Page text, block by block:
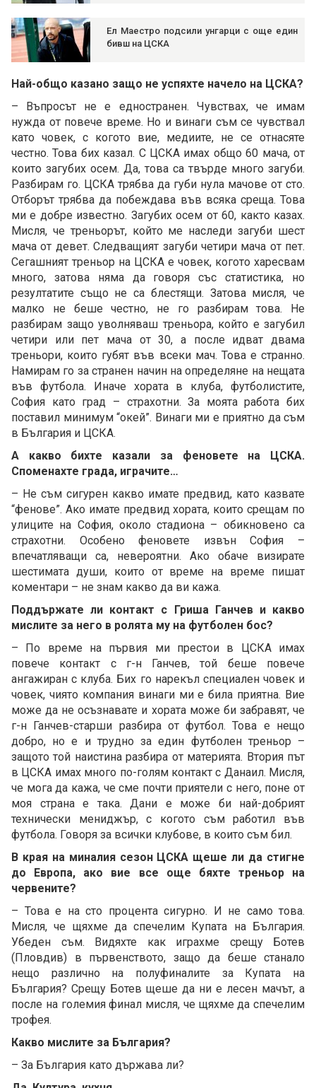
Ел Маестро подсили унгарци с още един
бивш на ЦСКА
Най-общо казано защо не успяхте начело на ЦСКА?
– Въпросът не е едностранен. Чувствах, че имам
нужда от повече време. Но и винаги съм се чувствал
като човек, с когото вие, медиите, не се отнасяте
честно. Това бих казал. С ЦСКА имах общо 60 мача, от
които загубих осем. Да, това са твърде много загуби.
Разбирам го. ЦСКА трябва да губи нула мачове от сто.
Отборът трябва да побеждава във всяка среща. Това
ми е добре известно. Загубих осем от 60, както казах.
Мисля, че треньорът, който ме наследи загуби шест
мача от девет. Следващият загуби четири мача от пет.
Сегашният треньор на ЦСКА е човек, когото харесвам
много, затова няма да говоря със статистика, но
резултатите също не са блестящи. Затова мисля, че
малко не беше честно, не го разбирам това. Не
разбирам защо уволняваш треньора, който е загубил
четири или пет мача от 30, а после идват двама
треньори, които губят във всеки мач. Това е странно.
Намирам го за странен начин на определяне на нещата
във футбола. Иначе хората в клуба, футболистите,
София като град – страхотни. За моята работа бих
поставил минимум “окей”. Винаги ми е приятно да съм
в България и ЦСКА.
А какво бихте казали за феновете на ЦСКА.
Споменахте града, играчите…
– Не съм сигурен какво имате предвид, като казвате
“фенове”. Ако имате предвид хората, които срещам по
улиците на София, около стадиона – обикновено са
страхотни. Особено феновете извън София –
впечатляващи са, невероятни. Ако обаче визирате
шестимата души, които от време на време пишат
коментари – не знам какво да ви кажа.
Поддържате ли контакт с Гриша Ганчев и какво
мислите за него в ролята му на футболен бос?
– По време на първия ми престои в ЦСКА имах
повече контакт с г-н Ганчев, той беше повече
ангажиран с клуба. Бих го нарекъл специален човек и
човек, чиято компания винаги ми е била приятна. Вие
може да не осъзнавате и хората може би забравят, че
г-н Ганчев-старши разбира от футбол. Това е нещо
добро, но е и трудно за един футболен треньор –
защото той наистина разбира от материята. Втория път
в ЦСКА имах много по-голям контакт с Данаил. Мисля,
че мога да кажа, че сме почти приятели с него, поне от
моя страна е така. Дани е може би най-добрият
технически мениджър, с когото съм работил във
футбола. Говоря за всички клубове, в които съм бил.
В края на миналия сезон ЦСКА щеше ли да стигне
до Европа, ако вие все още бяхте треньор на
червените?
– Това е на сто процента сигурно. И не само това.
Мисля, че щяхме да спечелим Купата на България.
Убеден съм. Видяхте как играхме срещу Ботев
(Пловдив) в първенството, защо да беше станало
нещо различно на полуфиналите за Купата на
България? Срещу Ботев щеше да ни е лесен мачът, а
после на големия финал мисля, че щяхме да спечелим
трофея.
Какво мислите за България?
– За България като държава ли?